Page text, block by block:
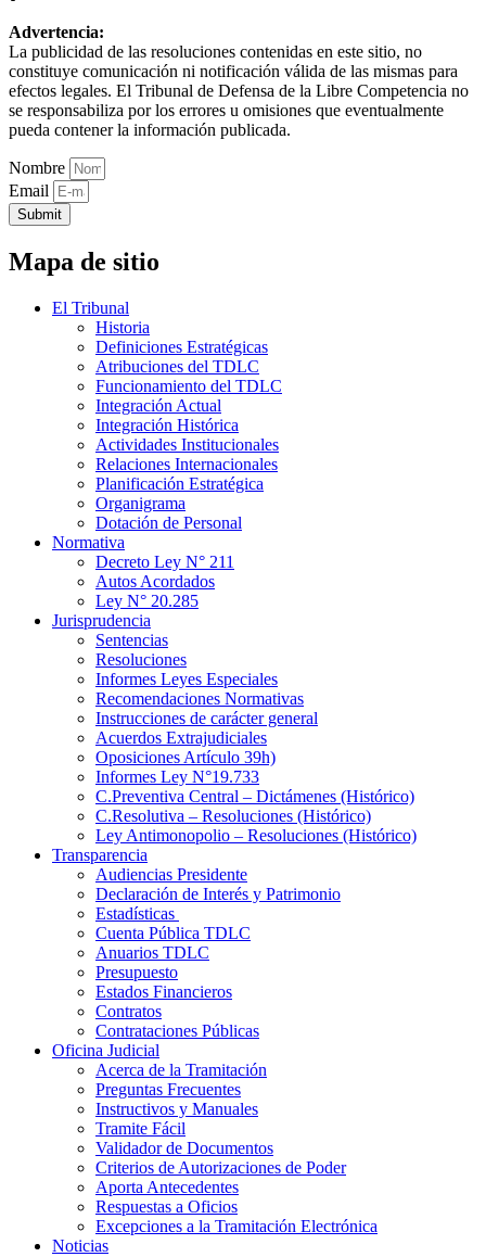
Advertencia:
La publicidad de las resoluciones contenidas en este sitio, no
constituye comunicación ni notificación válida de las mismas para
efectos legales. El Tribunal de Defensa de la Libre Competencia no
se responsabiliza por los errores u omisiones que eventualmente
pueda contener la información publicada.
Nombre
Email
Submit
Mapa de sitio
El Tribunal
Historia
Definiciones Estratégicas
Atribuciones del TDLC
Funcionamiento del TDLC
Integración Actual
Integración Histórica
Actividades Institucionales
Relaciones Internacionales
Planificación Estratégica
Organigrama
Dotación de Personal
Normativa
Decreto Ley N° 211
Autos Acordados
Ley N° 20.285
Jurisprudencia
Sentencias
Resoluciones
Informes Leyes Especiales
Recomendaciones Normativas
Instrucciones de carácter general
Acuerdos Extrajudiciales
Oposiciones Artículo 39h)
Informes Ley N°19.733
C.Preventiva Central – Dictámenes (Histórico)
C.Resolutiva – Resoluciones (Histórico)
Ley Antimonopolio – Resoluciones (Histórico)
Transparencia
Audiencias Presidente
Declaración de Interés y Patrimonio
Estadísticas
Cuenta Pública TDLC
Anuarios TDLC
Presupuesto
Estados Financieros
Contratos
Contrataciones Públicas
Oficina Judicial
Acerca de la Tramitación
Preguntas Frecuentes
Instructivos y Manuales
Tramite Fácil
Validador de Documentos
Criterios de Autorizaciones de Poder
Aporta Antecedentes
Respuestas a Oficios
Excepciones a la Tramitación Electrónica
Noticias